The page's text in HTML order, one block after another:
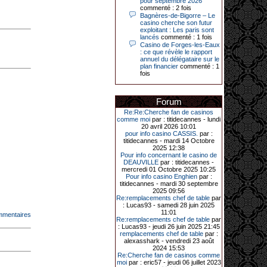
14-04-2026|
Dimanche 12 avril 2026, cette date
restera gravée dans la mémoire de
ce joueur du casino de Saint-Quay-
Portrieux (Côtes-d’Armor).
Ce quinquagénaire, habitant Plouha
mais souhaitant garder l’anonymat,
Le plus gros gain gagné depuis plus
de 20 ans dans l’établissement.
31-03-2026|
Série de jackpots au casino JOA de
Gujan-Mestras : ce mois de mars a
été fructueux pour quelques
joueurs. D’abord avec 44 207 euros
remportés le dimanche 22 mars sur
une machine à sous pour une mise
initiale de 5,28 €. Puis quelques
jours plus tard, le vendredi 27 mars,
un joueur a décroché 12 086 euros
sur une autre machine à sous.
Enfin, troisième et dernier jackpot,
record cette fois-ci, le samedi 28
mars dernier. Quelque 111 322
euros ont été remportés sur la table
d’Ultimate Texas Hold’em Poker,
commenté : 2 fois
Bagnères-de-Bigorre – Le
casino cherche son futur
exploitant : Les paris sont
lancés commenté : 1 fois
Casino de Forges-les-Eaux
: ce que révèle le rapport
annuel du délégataire sur le
plan financier commenté : 1
fois
Forum
Re:Re:Cherche fan de casinos
comme moi par : titidecannes - lundi
20 avril 2026 10:01
pour info casino CASSIS. par :
titidecannes - mardi 14 Octobre
2025 12:38
Pour info concernant le casino de
DEAUVILLE par : titidecannes -
mercredi 01 Octobre 2025 10:25
Pour info casino Enghienpar :
titidecannes - mardi 30 septembre
2025 09:56
Re:remplacements chef de table par
: Lucas93 - samedi 28 juin 2025
11:01
Re:remplacements chef de table par
: Lucas93 - jeudi 26 juin 2025 21:45
remplacements chef de tablepar :
alexasshark - vendredi 23 août
2024 15:53
Re:Cherche fan de casinos comme
moipar : eric57 - jeudi 06 juillet 2023